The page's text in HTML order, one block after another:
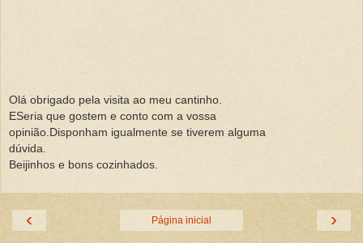
Olá obrigado pela visita ao meu cantinho.
ESeria que gostem e conto com a vossa
opinião.Disponham igualmente se tiverem alguma
dúvida.
Beijinhos e bons cozinhados.
‹ ›
Página inicial